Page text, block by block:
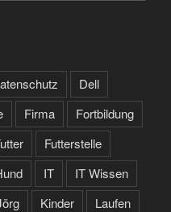
Dell
Firma
Fortbildung
Futterstelle
IT
IT Wissen
Kinder Laufen